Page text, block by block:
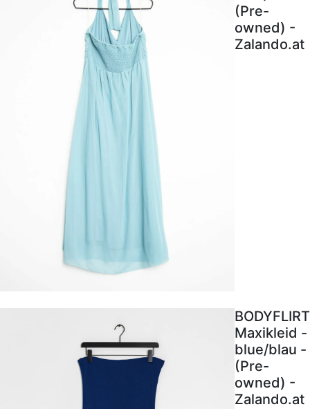
(Pre-
owned) -
Zalando.at
BODYFLIRT
Maxikleid -
blue/blau -
(Pre-
owned) -
Zalando.at